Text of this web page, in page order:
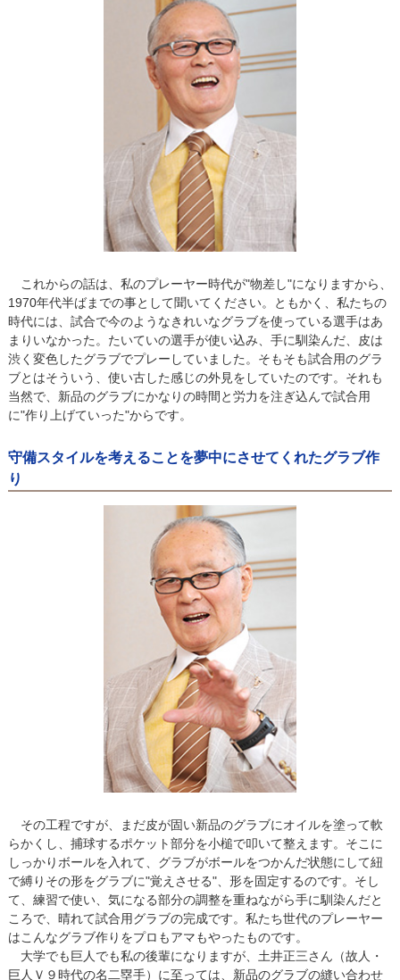
これからの話は、私のプレーヤー時代が"物差し"になりますから、
1970年代半ばまでの事として聞いてください。ともかく、私たちの
時代には、試合で今のようなきれいなグラブを使っている選手はあ
まりいなかった。たいていの選手が使い込み、手に馴染んだ、皮は
渋く変色したグラブでプレーしていました。そもそも試合用のグラ
ブとはそういう、使い古した感じの外見をしていたのです。それも
当然で、新品のグラブにかなりの時間と労力を注ぎ込んで試合用
に"作り上げていった"からです。
守備スタイルを考えることを夢中にさせてくれたグラブ作
り
その工程ですが、まだ皮が固い新品のグラブにオイルを塗って軟
らかくし、捕球するポケット部分を小槌で叩いて整えます。そこに
しっかりボールを入れて、グラブがボールをつかんだ状態にして紐
で縛りその形をグラブに"覚えさせる"、形を固定するのです。そし
て、練習で使い、気になる部分の調整を重ねながら手に馴染んだと
ころで、晴れて試合用グラブの完成です。私たち世代のプレーヤー
はこんなグラブ作りをプロもアマもやったものです。
大学でも巨人でも私の後輩になりますが、土井正三さん（故人・
巨人Ｖ９時代の名二塁手）に至っては、新品のグラブの縫い合わせ